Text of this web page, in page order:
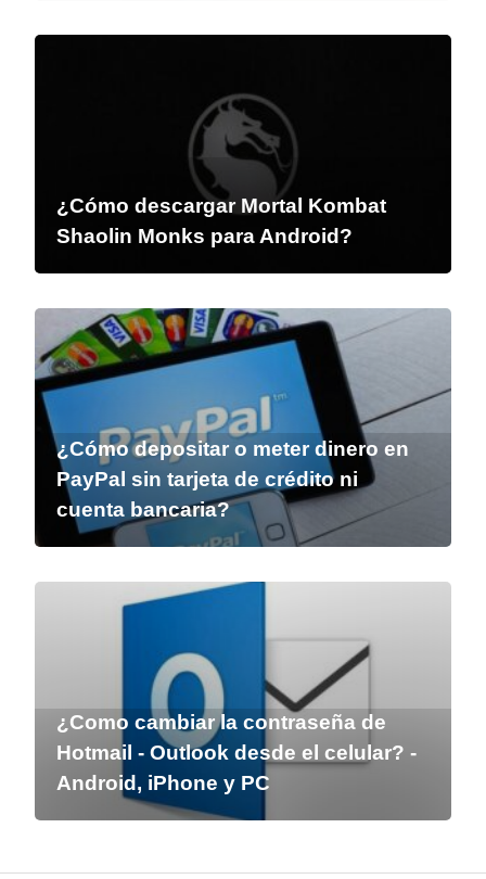
¿Cómo descargar Mortal Kombat
Shaolin Monks para Android?
¿Cómo depositar o meter dinero en
PayPal sin tarjeta de crédito ni
cuenta bancaria?
¿Como cambiar la contraseña de
Hotmail - Outlook desde el celular? -
Android, iPhone y PC